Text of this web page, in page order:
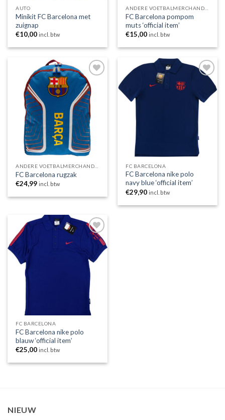
AUTO
Minikit FC Barcelona met
zuignap
€10,00 incl. btw
FC Barcelona pompom
muts ‘official item’
€15,00 incl. btw
Toevoegen
aan
wenslijst
FC Barcelona rugzak
€24,99 incl. btw
Toevoegen
wenslijst
FC BARCELONA
FC Barcelona nike polo
navy blue ‘official item’
€29,90 incl. btw
Toevoegen
wenslijst
FC BARCELONA
FC Barcelona nike polo
blauw ‘official item’
€25,00 incl. btw
NIEUW